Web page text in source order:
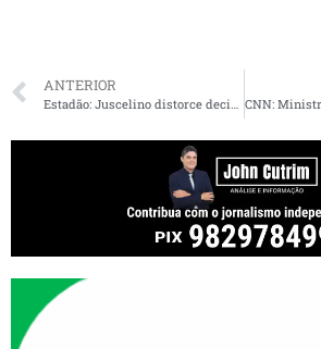
ANTERIOR
Estadão: Juscelino distorce decisão do STF que devolveu cargo de prefeita à irmã